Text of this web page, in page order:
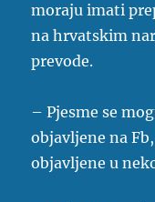
moraju imati
na hrvatskim
prevode.
– Pjesme se
objavljene na
objavljene u